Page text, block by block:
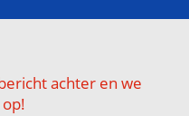
achter en we